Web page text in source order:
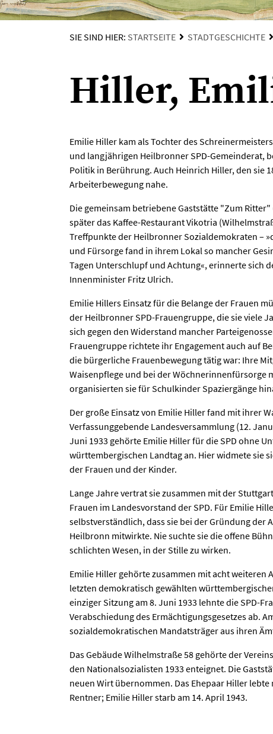
SIE SIND HIER: STARTSEITE STADTGESCHICHTE
Hiller,
Emilie Hiller kam als Tochter des
und langjährigen Heilbronner SPD-Gemeinderat,
Politik in Berührung. Auch Heinrich Hiller, den sie
Arbeiterbewegung nahe.
Die gemeinsam betriebene Gaststätte "Zum
später das Kaffee-Restaurant Vikotria
Treffpunkte der Heilbronner Sozialdemokraten –
und Fürsorge fand in ihrem Lokal so mancher
Tagen Unterschlupf und Achtung«, erinnerte sich
Innenminister Fritz Ulrich.
Emilie Hillers Einsatz für die Belange der Frauen
der Heilbronner SPD-Frauengruppe, die sie viele
sich gegen den Widerstand mancher
Frauengruppe richtete ihr Engagement auch auf
die bürgerliche Frauenbewegung tätig war: Ihre
Waisenpflege und bei der Wöchnerinnenfürsorge
organisierten sie für Schulkinder Spaziergänge
Der große Einsatz von Emilie Hiller fand mit ihrer
Verfassunggebende Landesversammlung (12.
Juni 1933 gehörte Emilie Hiller für die SPD ohne
württembergischen Landtag an. Hier widmete sie
der Frauen und der Kinder.
Lange Jahre vertrat sie zusammen mit der
Frauen im Landesvorstand der SPD. Für Emilie
selbstverständlich, dass sie bei der Gründung der
Heilbronn mitwirkte. Nie suchte sie die offene
schlichten Wesen, in der Stille zu wirken.
Emilie Hiller gehörte zusammen mit acht weiteren
letzten demokratisch gewählten
einziger Sitzung am 8. Juni 1933 lehnte die SPD-
Verabschiedung des Ermächtigungsgesetzes ab.
sozialdemokratischen Mandatsträger aus ihren
Das Gebäude Wilhelmstraße 58 gehörte der
den Nationalsozialisten 1933 enteignet. Die
neuen Wirt übernommen. Das Ehepaar Hiller
Rentner; Emilie Hiller starb am 14. April 1943.